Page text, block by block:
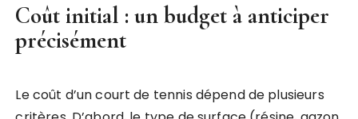
Coût initial : un budget à anticiper
précisément
Le coût d’un court de tennis dépend de plusieurs